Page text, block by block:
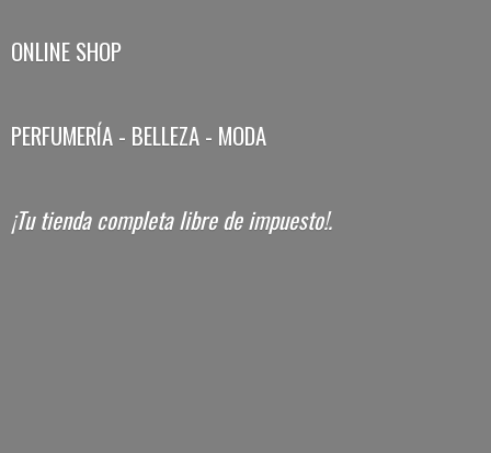
ONLINE SHOP
PERFUMERÍA - BELLEZA - MODA
¡Tu tienda completa librede impuesto!.